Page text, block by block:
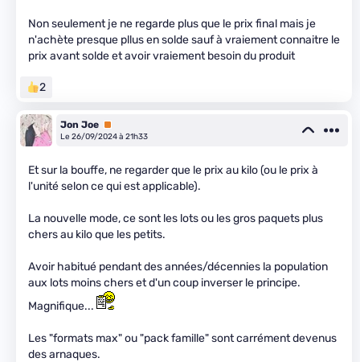
Non seulement je ne regarde plus que le prix final mais je
n'achète presque pllus en solde sauf à vraiement connaitre le
prix avant solde et avoir vraiement besoin du produit
2
Jon Joe Premium
Le 26/09/2024 à 21h33
Et sur la bouffe, ne regarder que le prix au kilo (ou le prix à
l'unité selon ce qui est applicable).
La nouvelle mode, ce sont les lots ou les gros paquets plus
chers au kilo que les petits.
Avoir habitué pendant des années/décennies la population
aux lots moins chers et d'un coup inverser le principe.
Magnifique...
Les "formats max" ou "pack famille" sont carrément devenus
des arnaques.